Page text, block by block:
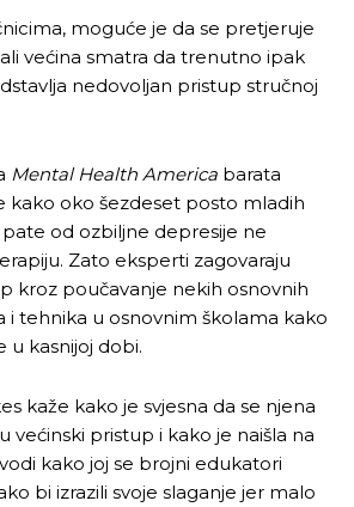
moguće je da se pretjeruje
većina smatra da trenutno ipak
nedovoljan pristup stručnoj
Mental Health America barata
kako oko šezdeset posto mladih
od ozbiljne depresije ne
Zato eksperti zagovaraju
kroz poučavanje nekih osnovnih
i tehnika u osnovnim školama kako
u kasnijoj dobi.
kaže kako je svjesna da se njena
većinski pristup i kako je naišla na
kako joj se brojni edukatori
bi izrazili svoje slaganje jer malo